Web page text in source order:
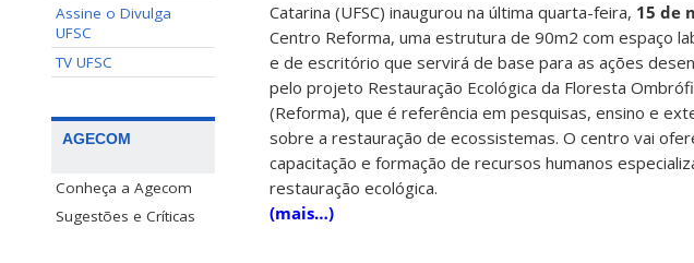
Assine o Divulga
UFSC
TV UFSC
AGECOM
Conheça a Agecom
Sugestões e Críticas
Catarina (UFSC) inaugurou na última quarta-feira, 15 de
Centro Reforma, uma estrutura de 90m2 com espaço
e de escritório que servirá de base para as ações
pelo projeto Restauração Ecológica da Floresta
(Reforma), que é referência em pesquisas, ensino e
sobre a restauração de ecossistemas. O centro vai
capacitação e formação de recursos humanos
restauração ecológica.
(mais…)